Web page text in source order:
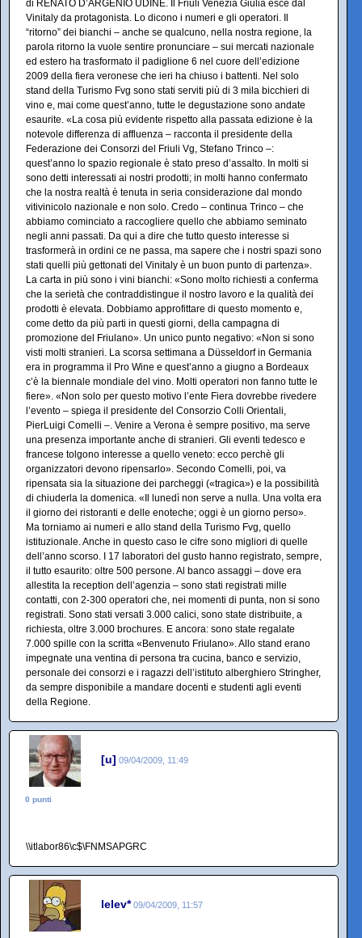
di RENATO D’ARGENIO UDINE. Il Friuli Venezia Giulia esce dal
Vinitaly da protagonista. Lo dicono i numeri e gli operatori. Il
“ritorno” dei bianchi – anche se qualcuno, nella nostra regione, la
parola ritorno la vuole sentire pronunciare – sui mercati nazionale
ed estero ha trasformato il padiglione 6 nel cuore dell’edizione
2009 della fiera veronese che ieri ha chiuso i battenti. Nel solo
stand della Turismo Fvg sono stati serviti più di 3 mila bicchieri di
vino e, mai come quest’anno, tutte le degustazione sono andate
esaurite. «La cosa più evidente rispetto alla passata edizione è la
notevole differenza di affluenza – racconta il presidente della
Federazione dei Consorzi del Friuli Vg, Stefano Trinco –:
quest’anno lo spazio regionale è stato preso d’assalto. In molti si
sono detti interessati ai nostri prodotti; in molti hanno confermato
che la nostra realtà è tenuta in seria considerazione dal mondo
vitivinicolo nazionale e non solo. Credo – continua Trinco – che
abbiamo cominciato a raccogliere quello che abbiamo seminato
negli anni passati. Da qui a dire che tutto questo interesse si
trasformerà in ordini ce ne passa, ma sapere che i nostri spazi sono
stati quelli più gettonati del Vinitaly è un buon punto di partenza».
La carta in più sono i vini bianchi: «Sono molto richiesti a conferma
che la serietà che contraddistingue il nostro lavoro e la qualità dei
prodotti è elevata. Dobbiamo approfittare di questo momento e,
come detto da più parti in questi giorni, della campagna di
promozione del Friulano». Un unico punto negativo: «Non si sono
visti molti stranieri. La scorsa settimana a Düsseldorf in Germania
era in programma il Pro Wine e quest’anno a giugno a Bordeaux
c’è la biennale mondiale del vino. Molti operatori non fanno tutte le
fiere». «Non solo per questo motivo l’ente Fiera dovrebbe rivedere
l’evento – spiega il presidente del Consorzio Colli Orientali,
PierLuigi Comelli –. Venire a Verona è sempre positivo, ma serve
una presenza importante anche di stranieri. Gli eventi tedesco e
francese tolgono interesse a quello veneto: ecco perchè gli
organizzatori devono ripensarlo». Secondo Comelli, poi, va
ripensata sia la situazione dei parcheggi («tragica») e la possibilità
di chiuderla la domenica. «Il lunedì non serve a nulla. Una volta era
il giorno dei ristoranti e delle enoteche; oggi è un giorno perso».
Ma torniamo ai numeri e allo stand della Turismo Fvg, quello
istituzionale. Anche in questo caso le cifre sono migliori di quelle
dell’anno scorso. I 17 laboratori del gusto hanno registrato, sempre,
il tutto esaurito: oltre 500 persone. Al banco assaggi – dove era
allestita la reception dell’agenzia – sono stati registrati mille
contatti, con 2-300 operatori che, nei momenti di punta, non si sono
registrati. Sono stati versati 3.000 calici, sono state distribuite, a
richiesta, oltre 3.000 brochures. E ancora: sono state regalate
7.000 spille con la scritta «Benvenuto Friulano». Allo stand erano
impegnate una ventina di persona tra cucina, banco e servizio,
personale dei consorzi e i ragazzi dell’istituto alberghiero Stringher,
da sempre disponibile a mandare docenti e studenti agli eventi
della Regione.
[u] 09/04/2009, 11:49
0 punti
\\itlabor86\c$\FNMSAPGRC
lelev* 09/04/2009, 11:57